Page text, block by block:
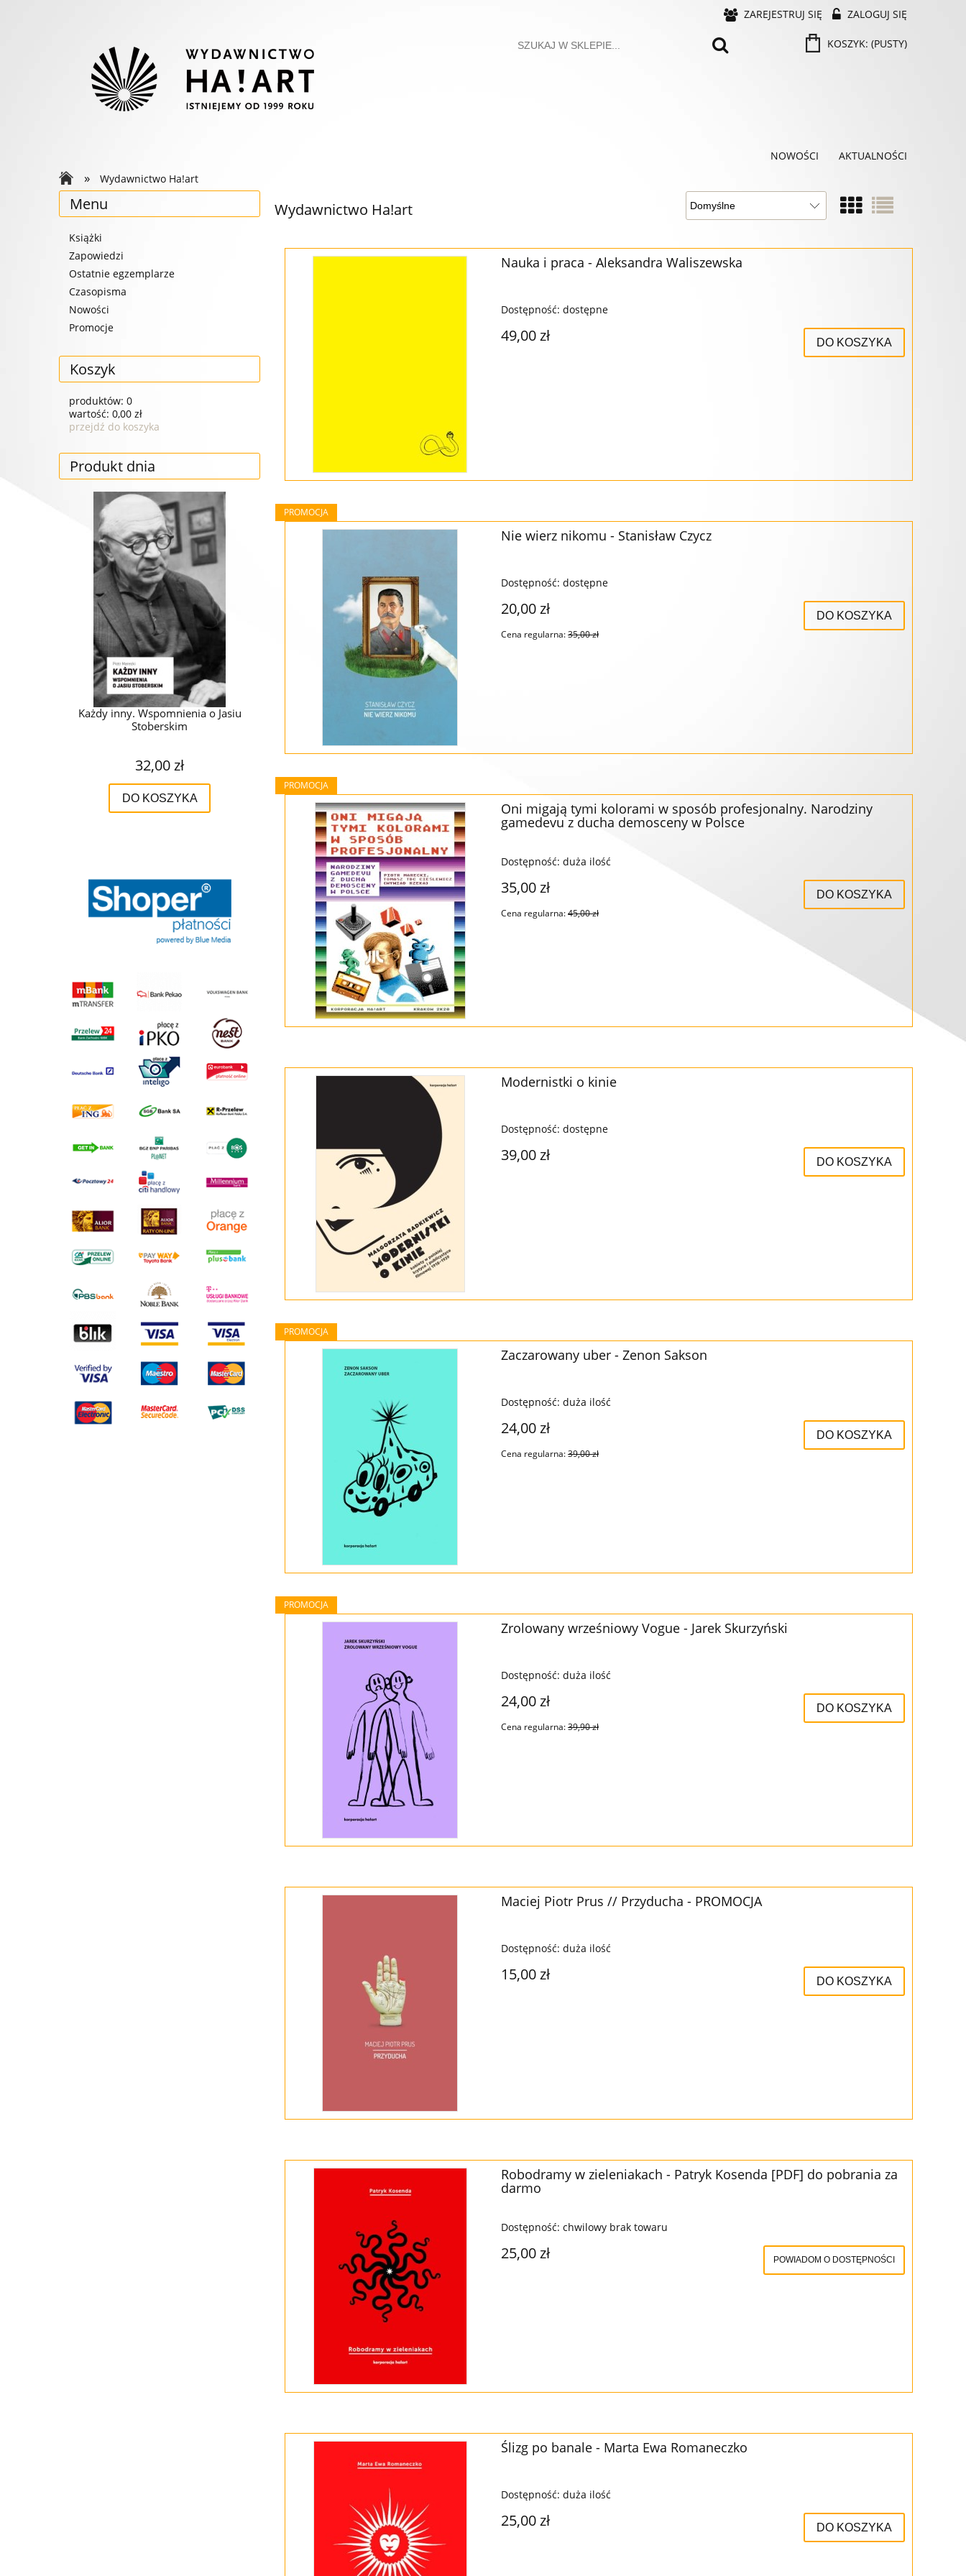
ZAREJESTRUJ SIĘ ZALOGUJ SIĘ
KOSZYK: (PUSTY)
NOWOŚCI AKTUALNOŚCI
» Wydawnictwo Ha!art
Menu
Książki
Zapowiedzi
Ostatnie egzemplarze
Czasopisma
Nowości
Promocje
Koszyk
produktów: 0
wartość: 0,00 zł
przejdź do koszyka
Produkt dnia
Każdy inny. Wspomnienia o Jasiu
Stoberskim
32,00 zł
DO KOSZYKA
Rimini Protokoll. Na tropie codzienności
DO KOSZYKA
Wydawnictwo Ha!art
Nauka i praca - Aleksandra Waliszewska
Dostępność: dostępne
49,00 zł DO KOSZYKA
Nie wierz nikomu - Stanisław Czycz
Dostępność: dostępne
20,00 zł
Cena regularna:35,00 zł
DO KOSZYKA
PROMOCJA
Oni migają tymi kolorami w sposób profesjonalny. Narodziny
gamedevu z ducha demosceny w Polsce
Dostępność: duża ilość
35,00 zł
Cena regularna:45,00 zł
DO KOSZYKA
PROMOCJA
Modernistki o kinie
Dostępność: dostępne
39,00 zł DO KOSZYKA
Zaczarowany uber - Zenon Sakson
Dostępność: duża ilość
24,00 zł
Cena regularna:39,00 zł
DO KOSZYKA
PROMOCJA
Zrolowany wrześniowy Vogue - Jarek Skurzyński
Dostępność: duża ilość
24,00 zł
Cena regularna:39,90 zł
DO KOSZYKA
PROMOCJA
Maciej Piotr Prus // Przyducha - PROMOCJA
Dostępność: duża ilość
15,00 zł DO KOSZYKA
Robodramy w zieleniakach - Patryk Kosenda [PDF] do pobrania za
darmo
Dostępność: chwilowy brak towaru
25,00 zł POWIADOM O DOSTĘPNOŚCI
Ślizg po banale - Marta Ewa Romaneczko
Dostępność: duża ilość
25,00 zł DO KOSZYKA